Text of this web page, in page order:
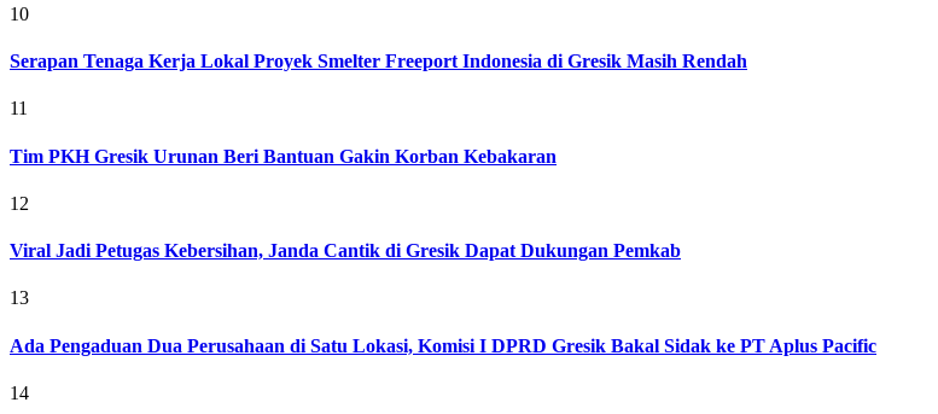
10
Serapan Tenaga Kerja Lokal Proyek Smelter Freeport Indonesia di Gresik Masih Rendah
11
Tim PKH Gresik Urunan Beri Bantuan Gakin Korban Kebakaran
12
Viral Jadi Petugas Kebersihan, Janda Cantik di Gresik Dapat Dukungan Pemkab
13
Ada Pengaduan Dua Perusahaan di Satu Lokasi, Komisi I DPRD Gresik Bakal Sidak ke PT Aplus Pacific
14